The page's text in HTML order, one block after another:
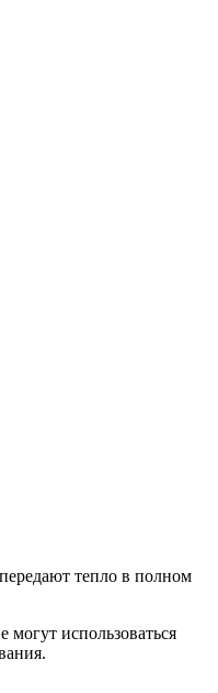
тепло в полном
могут использоваться